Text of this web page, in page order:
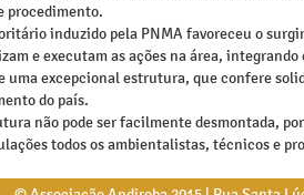
procedimento.
induzido pela PNMA favoreceu o
e executam as ações na área,
uma excepcional estrutura, que confere
do país.
não pode ser facilmente desmontada,
todos os ambientalistas, técnicos e